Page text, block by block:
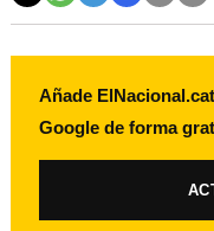
Añade
Google de forma